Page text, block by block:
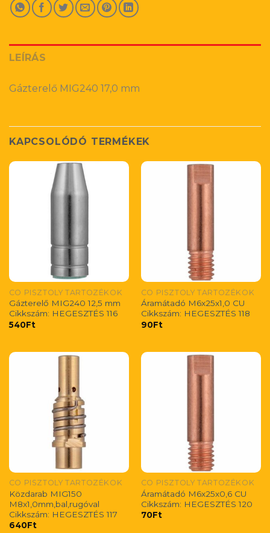
LEÍRÁS
Gázterelő MIG240 17,0 mm
KAPCSOLÓDÓ TERMÉKEK
CO PISZTOLY TARTOZÉKOK
Gázterelő MIG240 12,5 mm
Cikkszám: HEGESZTÉS 116
540Ft
CO PISZTOLY TARTOZÉKOK
Áramátadó M6x25x1,0 CU
Cikkszám: HEGESZTÉS 118
90Ft
CO PISZTOLY TARTOZÉKOK
Közdarab MIG150
M8x1,0mm,bal,rugóval
Cikkszám: HEGESZTÉS 117
640Ft
CO PISZTOLY TARTOZÉKOK
Áramátadó M6x25x0,6 CU
Cikkszám: HEGESZTÉS 120
70Ft